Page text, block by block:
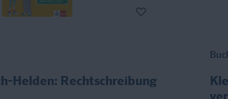
Helden: Rechtschreibung